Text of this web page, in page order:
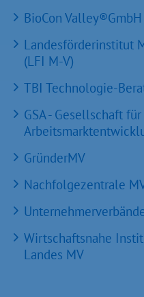
BioCon Valley®GmbH
Landesförderinstitut
(LFI M-V)
TBI Technologie-
GSA - Gesellschaft
GründerMV
Nachfolgezentrale
Wirtschaftsnahe
Landes MV